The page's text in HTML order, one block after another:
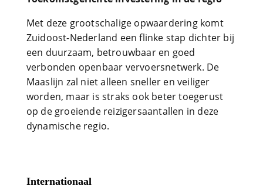
Met deze grootschalige opwaardering komt
Zuidoost-Nederland een flinke stap dichter bij
een duurzaam, betrouwbaar en goed
verbonden openbaar vervoersnetwerk. De
Maaslijn zal niet alleen sneller en veiliger
worden, maar is straks ook beter toegerust
op de groeiende reizigersaantallen in deze
dynamische regio.
Internationaal